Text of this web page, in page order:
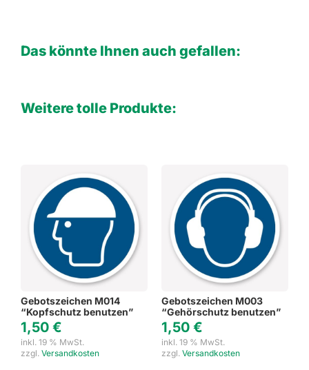
Das könnte Ihnen auch gefallen:
Weitere tolle Produkte:
Gebotszeichen M014
“Kopfschutz benutzen”
1,50 €
inkl. 19 % MwSt.
zzgl. Versandkosten
Gebotszeichen M003
“Gehörschutz benutzen”
1,50 €
inkl. 19 % MwSt.
zzgl. Versandkosten